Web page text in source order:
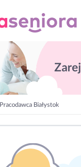
Pracodawca Białystok